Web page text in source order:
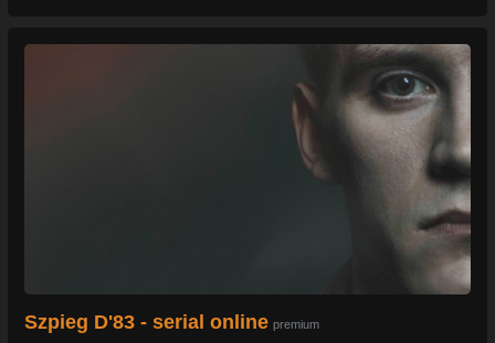
Szpieg D'83 - serial online premium